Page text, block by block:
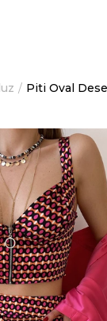
Piti Oval